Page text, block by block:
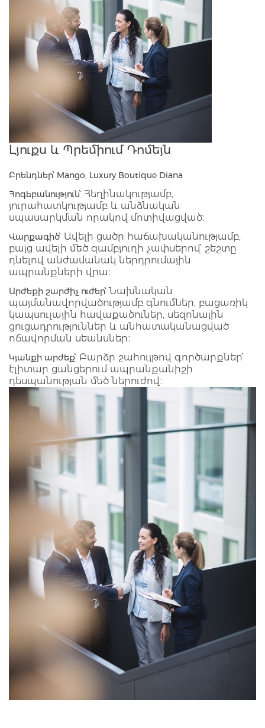
Լյուքս և Պրեմիում Դոմեյն
Բրենդներ՝ Mango, Luxury Boutique Diana
Հոգեբանություն՝ Հեղինակությամբ,
յուրահատկությամբ և անձնական
սպասարկման որակով մոտիվացված։
Վարքագիծ՝ Ավելի ցածր հաճախականությամբ,
բայց ավելի մեծ զամբյուղի չափսերով՝ շեշտը
դնելով անժամանակ ներդրումային
ապրանքների վրա։
Արժեքի շարժիչ ուժեր՝Նախնական
պայմանավորվածությամբ գնումներ, բացառիկ
կապսուլային հավաքածուներ, սեզոնային
ցուցադրություններ և անհատականացված
ոճավորման սեանսներ։
Կյանքի արժեք՝ Բարձր շահույթով գործարքներ՝
էլիտար ցանցերում ապրանքանիշի
դեսպանության մեծ ներուժով։